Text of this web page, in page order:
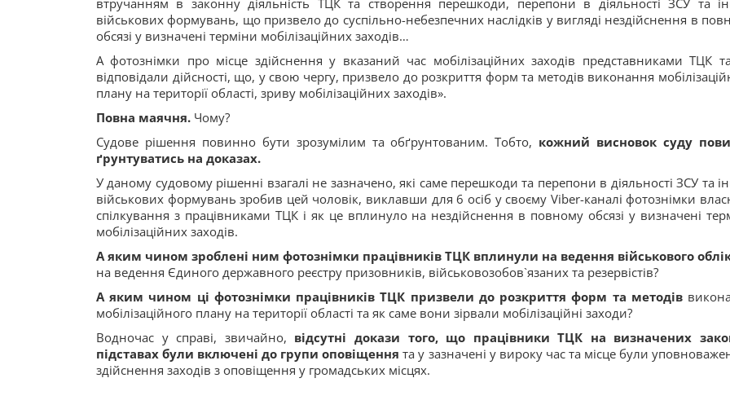
втручанням в законну діяльність ТЦК та створення перешкоди, перепони в діяльності ЗСУ та
військових формувань, що призвело до суспільно-небезпечних наслідків у вигляді нездійснення в
обсязі у визначені терміни мобілізаційних заходів…
А фотознімки про місце здійснення у вказаний час мобілізаційних заходів представниками ТЦК
відповідали дійсності, що, у свою чергу, призвело до розкриття форм та методів виконання
плану на території області, зриву мобілізаційних заходів».
Повна маячня. Чому?
Судове рішення повинно бути зрозумілим та обґрунтованим. Тобто, кожний висновок суду
ґрунтуватись на доказах.
У даному судовому рішенні взагалі не зазначено, які саме перешкоди та перепони в діяльності ЗСУ та
військових формувань зробив цей чоловік, виклавши для 6 осіб у своєму Viber-каналі фотознімки
спілкування з працівниками ТЦК і як це вплинуло на нездійснення в повному обсязі у визначені
мобілізаційних заходів.
А яким чином зроблені ним фотознімки працівників ТЦК вплинули на ведення військового
на ведення Єдиного державного реєстру призовників, військовозобов`язаних та резервістів?
А яким чином ці фотознімки працівників ТЦК призвели до розкриття форм та методів
мобілізаційного плану на території області та як саме вони зірвали мобілізаційні заходи?
Водночас у справі, звичайно, відсутні докази того, що працівники ТЦК на визначених
підставах були включені до групи оповіщення та у зазначені у вироку час та місце були
здійснення заходів з оповіщення у громадських місцях.